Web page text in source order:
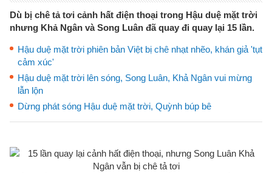
Dù bị chê tả tơi cảnh hất điện thoại trong Hậu duệ mặt trời
nhưng Khả Ngân và Song Luân đã quay đi quay lại 15 lần.
Hậu duệ mặt trời phiên bản Việt bị chê nhạt nhẽo, khán giả 'tụt
cảm xúc'
Hậu duệ mặt trời lên sóng, Song Luân, Khả Ngân vui mừng
lẫn lộn
Dừng phát sóng Hậu duệ mặt trời, Quỳnh búp bê